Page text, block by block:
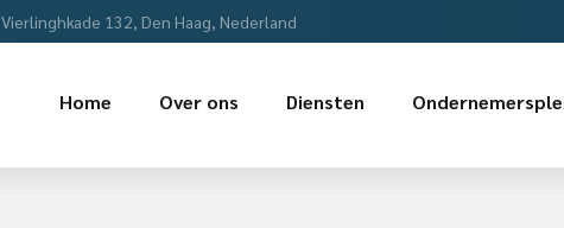
Vierlinghkade 132, Den Haag, Nederland
Home Over ons Diensten